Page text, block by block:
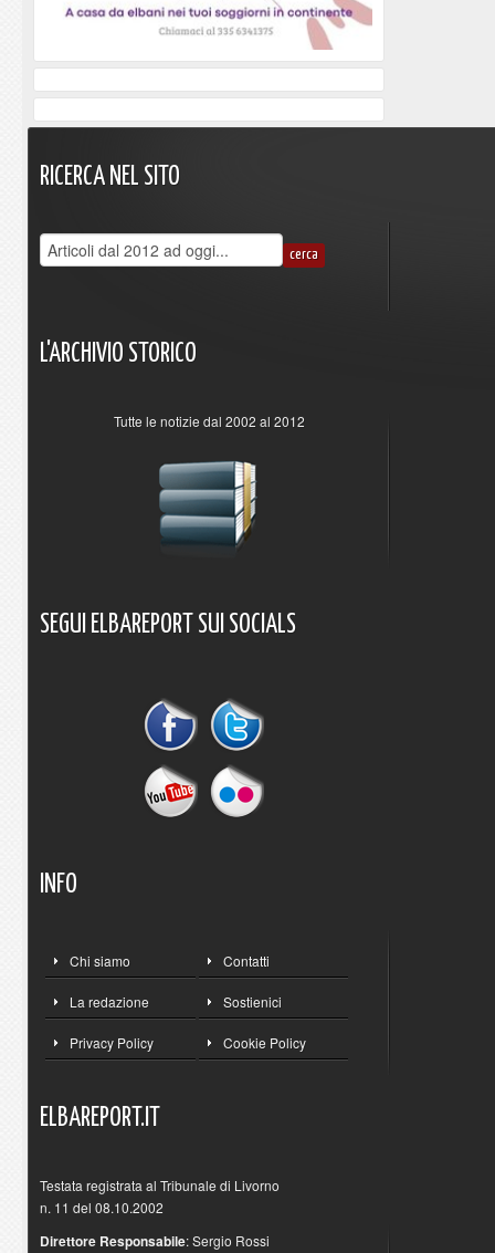
RICERCA NEL SITO
L'ARCHIVIO STORICO
Tutte le notizie dal 2002 al 2012
SEGUI ELBAREPORT SUI SOCIALS
INFO
Chi siamo Contatti
La redazione Sostienici
Privacy Policy Cookie Policy
ELBAREPORT.IT
Testata registrata al Tribunale di Livorno
n. 11 del 08.10.2002
Direttore Responsabile: Sergio Rossi